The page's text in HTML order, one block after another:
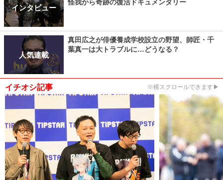
インタビュー
怪我から奇跡の復活ドキュメンタリー
人気連載
真田広之が俳優養成学校設立の野望、師匠・千
葉真一は大トラブルに…どうなる？
イチオシ記事 ※横スクロールできます▶